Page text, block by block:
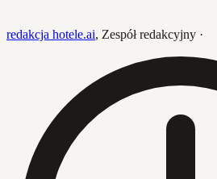
redakcja hotele.ai, Zespół redakcyjny ·